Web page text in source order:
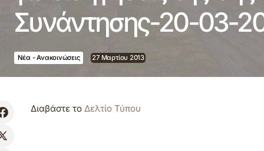
Συνάντησης-20-03-
Νέα - Ανακοινώσεις 27 Μαρτίου 2013
Διαβάστε το Δελτίο Τύπου